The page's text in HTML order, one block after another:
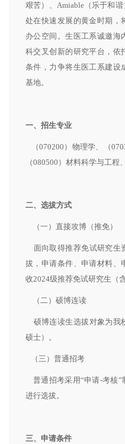
艰苦）、Amiable（乐于和
处在快速发展的黄金时期，
办公空间。生医工系诚邀海
科交叉创新的研究平台，依
条件，力争将生医工系建设
基地。
一、招生专业
（070200）物理学、（
（080500）材料科学与工
二、选拔方式
（一）直接攻博（推免）
面向取得推荐免试研究生
拔，申请条件、申请材料、
收2024级推荐免试研究生（
（二）硕博连读
硕博连读生选拔对象为我
硕士）。
（三）普通招考
普通招考采用“申请-考核”
进行选拔。
三、申请条件